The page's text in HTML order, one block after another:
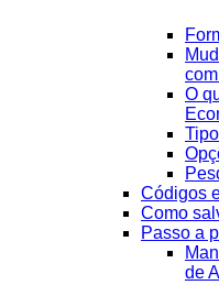
O
Códigos
Como
Passo a
de